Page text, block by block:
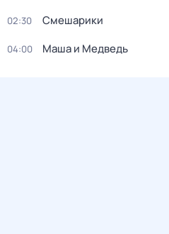
02:30 Смешарики
04:00 Маша и Медведь